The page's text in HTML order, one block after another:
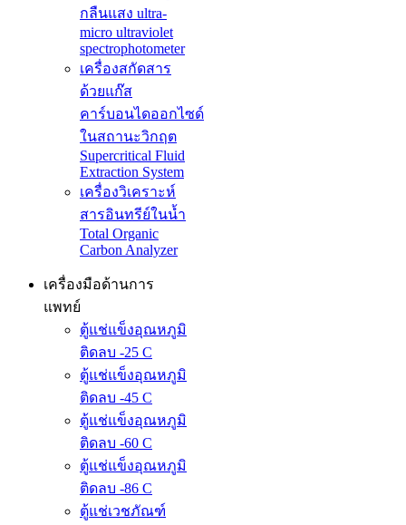
กลืนแสง ultra-
micro ultraviolet
spectrophotometer
เครื่องสกัดสาร
ด้วยแก๊ส
คาร์บอนไดออกไซด์
ในสถานะวิกฤต
Supercritical Fluid
Extraction System
เครื่องวิเคราะห์
สารอินทรีย์ในน้ำ
Total Organic
Carbon Analyzer
เครื่องมือด้านการ
แพทย์
ตู้แช่แข็งอุณหภูมิ
ติดลบ -25 C
ตู้แช่แข็งอุณหภูมิ
ติดลบ -45 C
ตู้แช่แข็งอุณหภูมิ
ติดลบ -60 C
ตู้แช่แข็งอุณหภูมิ
ติดลบ -86 C
ตู้แช่เวชภัณฑ์